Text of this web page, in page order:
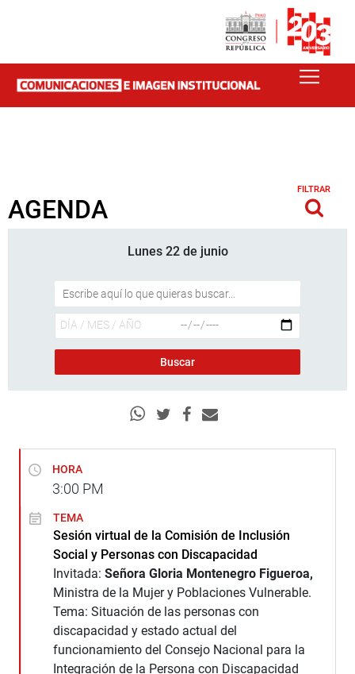
AGENDA
FILTRAR
Lunes 22 de junio
HORA
3:00 PM
TEMA
Sesión virtual de la Comisión de Inclusión
Social y Personas con Discapacidad
Invitada: Señora Gloria Montenegro Figueroa,
Ministra de la Mujer y Poblaciones Vulnerable.
Tema: Situación de las personas con
discapacidad y estado actual del
funcionamiento del Consejo Nacional para la
Integración de la Persona con Discapacidad